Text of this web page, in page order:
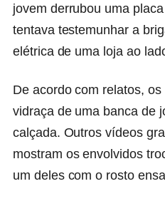
jovem derrubou uma
tentava testemunhar a
elétrica de uma loja ao
De acordo com relatos,
vidraça de uma banca de
calçada. Outros vídeos
mostram os envolvidos
um deles com o rosto